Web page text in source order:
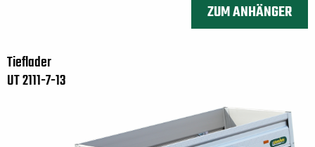
ZUM ANHÄNGER
Tieflader
UT 2111-7-13